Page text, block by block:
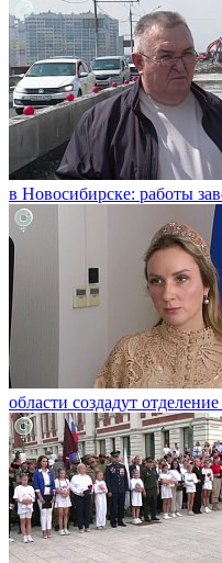
в Новосибирске: работы
области создадут